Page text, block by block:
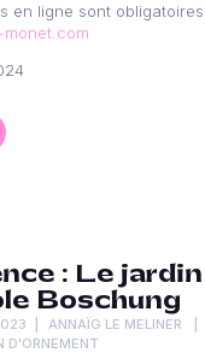
en ligne sont
: Le
Boschung
ANNAÏG LE MELINER
D'ORNEMENT